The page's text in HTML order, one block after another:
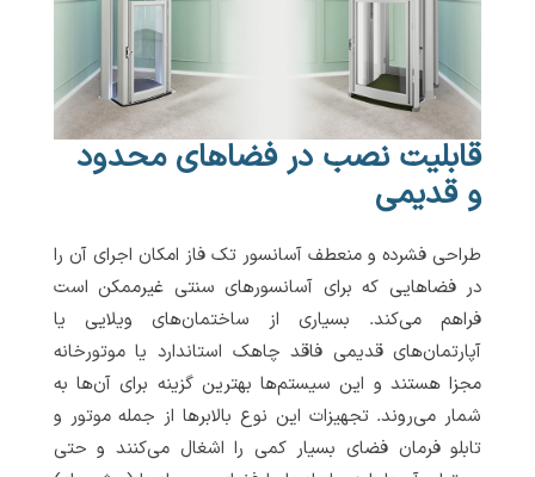
قابلیت نصب در فضاهای محدود
و قدیمی
طراحی فشرده و منعطف آسانسور تک فاز امکان اجرای آن را
در فضاهایی که برای آسانسورهای سنتی غیرممکن است
فراهم می‌کند. بسیاری از ساختمان‌های ویلایی یا
آپارتمان‌های قدیمی فاقد چاهک استاندارد یا موتورخانه
مجزا هستند و این سیستم‌ها بهترین گزینه برای آن‌ها به
شمار می‌روند. تجهیزات این نوع بالابرها از جمله موتور و
تابلو فرمان فضای بسیار کمی را اشغال می‌کنند و حتی